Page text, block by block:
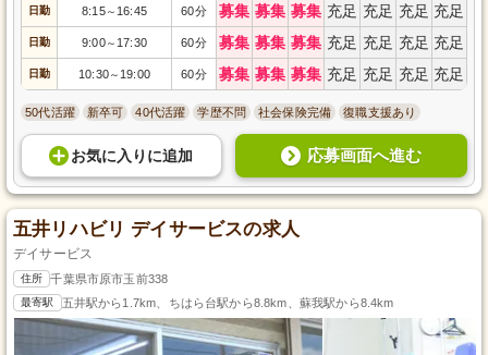
日勤 8:15～ 16:45 60分 募集 募集 募集 充足 充足 充足 充足
日勤 9:00～ 17:30 60分 募集 募集 募集 充足 充足 充足 充足
日勤 10:30～ 19:00 60分 募集 募集 募集 充足 充足 充足 充足
50代活躍 新卒可 40代活躍 学歴不問 社会保険完備 復職支援あり
お気に入り に追加 応募画面へ進む
五井リハビリ デイサービスの求人
デイサービス
住所 千葉県市原市玉前338
最寄駅 五井駅から1.7km、ちはら台駅から8.8km、蘇我駅から8.4km